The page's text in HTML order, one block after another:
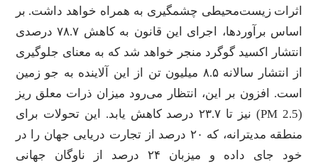
اثرات زیست‌محیطی چشمگیری به همراه خواهد داشت. بر
اساس برآوردها، اجرای این قانون به کاهش ۷۸.۷ درصدی
انتشار اکسید گوگرد منجر خواهد شد که به معنای جلوگیری
از انتشار سالانه ۸.۵ میلیون تن از این آلاینده به جو زمین
است. افزون بر این، انتظار می‌رود میزان ذرات معلق ریز
(PM 2.5) نیز تا ۲۳.۷ درصد کاهش یابد. این تحولات برای
منطقه مدیترانه، که ۲۰ درصد از تجارت دریایی جهان را در
خود جای داده و میزبان ۲۴ درصد از ناوگان جهانی